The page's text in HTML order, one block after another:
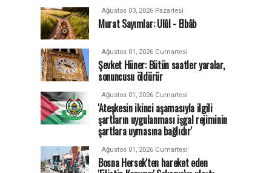
Ağustos 03, 2026 Pazartesi
Murat Sayımlar: Ulûl - Elbâb
Ağustos 01, 2026 Cumartesi
Şevket Hüner: Bütün saatler yaralar,
sonuncusu öldürür
Ağustos 01, 2026 Cumartesi
'Ateşkesin ikinci aşamasıyla ilgili
şartların uygulanması işgal rejiminin
şartlara uymasına bağlıdır'
Ağustos 01, 2026 Cumartesi
Bosna Hersek'ten hareket eden